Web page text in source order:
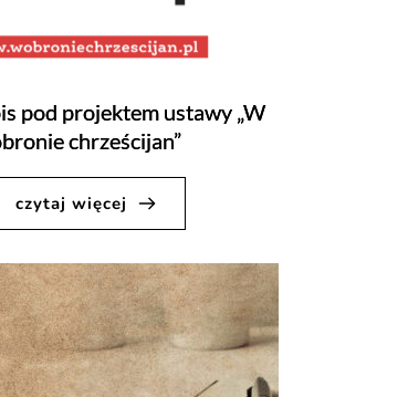
pod projektem ustawy „W
chrześcijan”
czytaj więcej